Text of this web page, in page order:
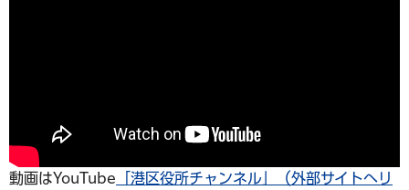
動画はYouTube 「港区役所チャンネル」（外部サイトへリ